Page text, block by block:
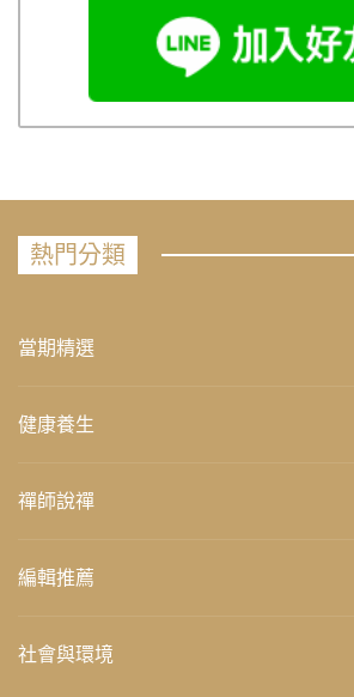
熱門分類
當期精選
健康養生
禪師說禪
編輯推薦
社會與環境